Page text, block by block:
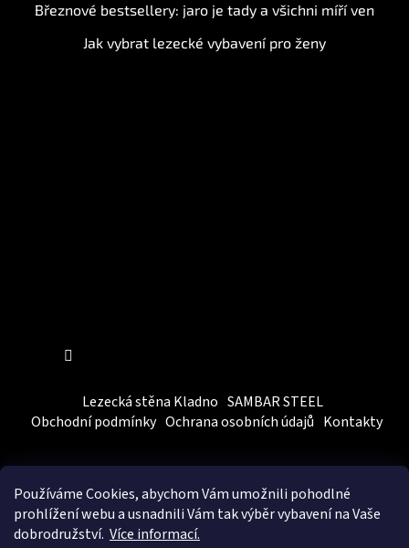
Používáme Cookies, abychom Vámumožnili pohodlné
prohlížení webu a usnadnili Vám tak výběr vybavení na Vaše
dobrodružství. Více informací.
Březnové bestsellery: jaro je tady a všichni míří ven
Jak vybrat lezecké vybavení pro ženy
Lezecká stěna Kladno SAMBAR STEEL
Obchodní podmínky Ochrana osobních údajů Kontakty
Vytvořil Shoptet